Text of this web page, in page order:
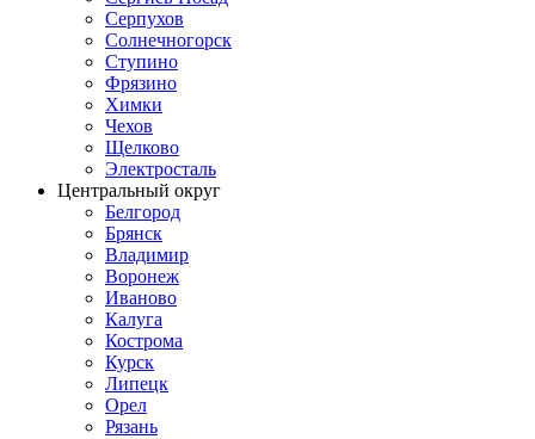
Серпухов
Солнечногорск
Ступино
Фрязино
Химки
Чехов
Щелково
Электросталь
Центральный округ
Белгород
Брянск
Владимир
Воронеж
Иваново
Калуга
Кострома
Курск
Липецк
Орел
Рязань